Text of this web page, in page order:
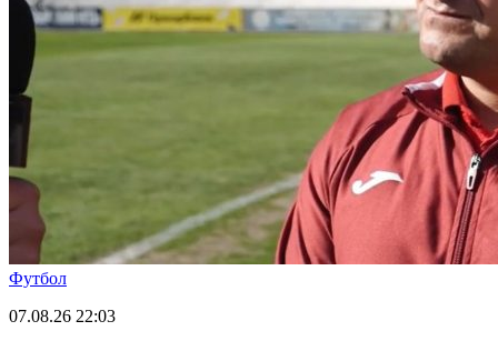
Футбол
07.08.26 22:03